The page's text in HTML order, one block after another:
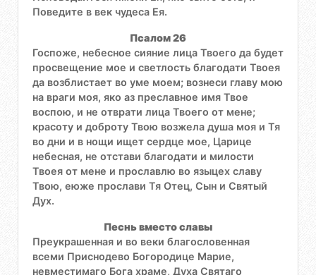
Поведите в век чудеса Ея.
Псалом 26
Госпоже, небесное сияние лица Твоего да будет
просвещение мое и светлость благодати Твоея
да возблистает во уме моем; вознеси главу мою
на враги моя, яко аз преславное имя Твое
воспою, и не отврати лица Твоего от мене;
красоту и доброту Твою возжела душа моя и Тя
во дни и в нощи ищет сердце мое, Царице
небесная, не отстави благодати и милости
Твоея от мене и прославлю во языцех славу
Твою, еюже прослави Тя Отец, Сын и Святый
Дух.
Песнь вместо славы
Преукрашенная и во веки благословенная
всеми Приснодево Богородице Марие,
невместимаго Бога храме, Духа Святаго